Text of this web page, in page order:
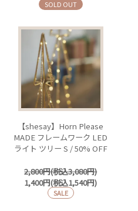
SOLD OUT
【shesay】Horn Please
MADE フレームワーク LED
ライト ツリー S / 50% OFF
2,800円(税込3,080円)
1,400円(税込1,540円)
SALE